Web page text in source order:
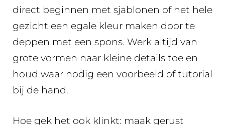
direct beginnen met sjablonen of het hele
gezicht een egale kleur maken door te
deppen met een spons. Werk altijd van
grote vormen naar kleine details toe en
houd waar nodig een voorbeeld of tutorial
bij de hand.
Hoe gek het ook klinkt: maak gerust